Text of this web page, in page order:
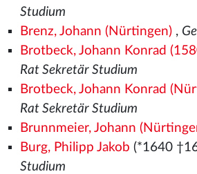
Studium
Brenz, Johann (Nürtingen),
Brotbeck, Johann Konrad
Rat Sekretär Studium
Brotbeck, Johann Konrad
Rat Sekretär Studium
Brunnmeier, Johann
Burg, Philipp Jakob (*1640
Studium